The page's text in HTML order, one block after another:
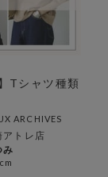
Tシャツ種類
ARCHIVES
アトレ店
み